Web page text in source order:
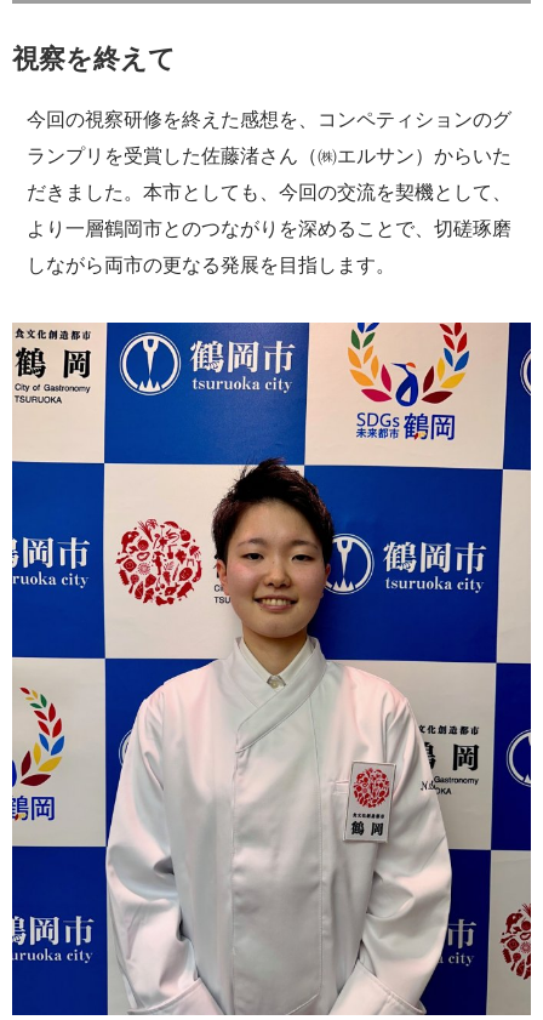
視察を終えて
今回の視察研修を終えた感想を、コンペティションのグ
ランプリを受賞した佐藤渚さん（㈱エルサン）からいた
だきました。本市としても、今回の交流を契機として、
より一層鶴岡市とのつながりを深めることで、切磋琢磨
しながら両市の更なる発展を目指します。